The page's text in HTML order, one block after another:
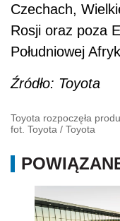
Czechach,
Rosji oraz poza
Południowej
Źródło: Toyota
Toyota rozpoczęła
fot. Toyota / Toyota